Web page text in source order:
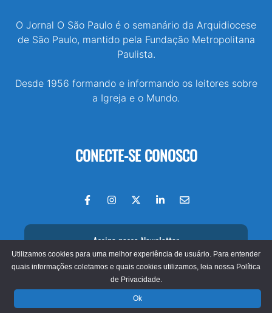
O Jornal O São Paulo é o semanário da Arquidiocese
de São Paulo, mantido pela Fundação Metropolitana
Paulista.
Desde 1956 formando e informando os leitores sobre
a Igreja e o Mundo.
CONECTE-SE CONOSCO
Assine nossa Newsletter
© 2026 - Jornal O São Paulo
Fundação Metropolitana Paulista
Ok
Utilizamos cookies para uma melhor experiência de usuário. Para entender
quais informações coletamos e quais cookies utilizamos, leia nossa Política
de Privacidade.